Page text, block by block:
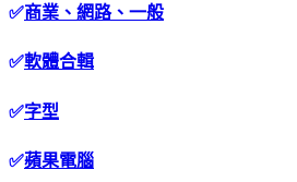
✅商業、網路、一般
✅軟體合輯
✅字型
✅蘋果電腦